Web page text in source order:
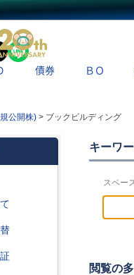
X
債券 ＢＯ
規公開株) > ブックビルディング
キーワ
スペー
閲覧の